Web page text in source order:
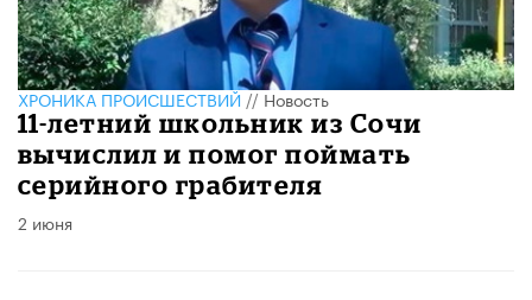
ХРОНИКА ПРОИСШЕСТВИЙ//Новость
11-летний школьник из Сочи
вычислил и помог поймать
серийного грабителя
2 июня